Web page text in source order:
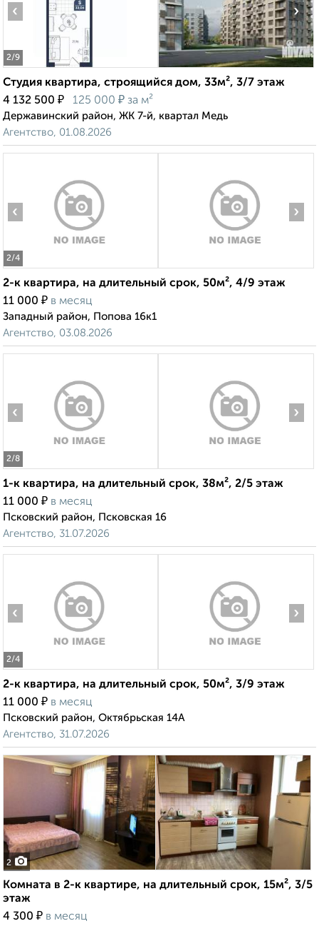
2/9
‹ ›
Студия квартира, строящийся дом, 33м², 3/7 этаж
4 132 500 ₽ 125 000 ₽ за м²
Державинский район, ЖК 7-й, квартал Медь
Агентство, 01.08.2026
2/4
‹ ›
2-к квартира, на длительный срок, 50м², 4/9 этаж
11 000 ₽ в месяц
Западный район, Попова 16к1
Агентство, 03.08.2026
2/8
‹ ›
1-к квартира, на длительный срок, 38м², 2/5 этаж
11 000 ₽ в месяц
Псковский район, Псковская 16
Агентство, 31.07.2026
2/4
‹ ›
2-к квартира, на длительный срок, 50м², 3/9 этаж
11 000 ₽ в месяц
Псковский район, Октябрьская 14А
Агентство, 31.07.2026
2
Комната в 2-к квартире, на длительный срок, 15м², 3/5
этаж
4 300 ₽ в месяц